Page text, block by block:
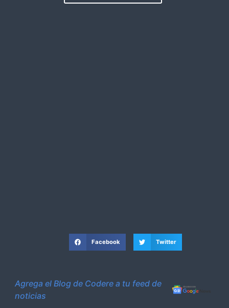
Facebook Twitter
Agrega el Blog de Codere a tu feed de
noticias